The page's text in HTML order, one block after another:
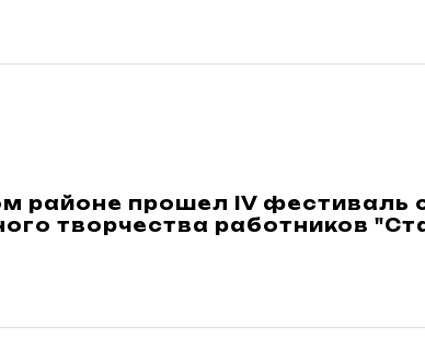
районе прошел IV фестиваль
творчества работников